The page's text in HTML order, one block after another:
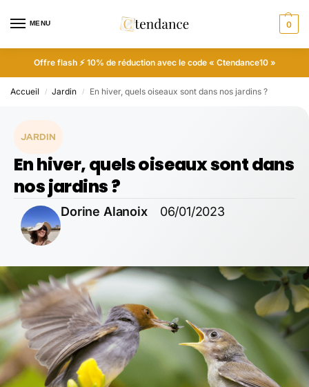
MENU 0
Offre flash ⚡ 10% de réduction avec le code « Ctendance10 »
Accueil / Jardin / En hiver, quels oiseaux sont dans nos jardins ?
JARDIN
En hiver, quels oiseaux sont dans
nos jardins ?
Dorine Alanoix 06/01/2023